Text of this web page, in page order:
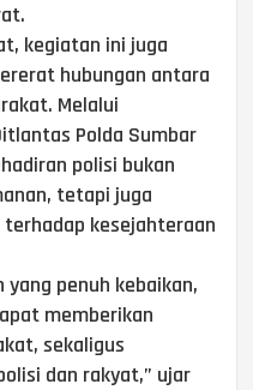
kegiatan ini juga
hubungan antara
Melalui
Polda Sumbar
polisi bukan
tetapi juga
kesejahteraan
yang penuh kebaikan,
memberikan
sekaligus
dan rakyat,” ujar